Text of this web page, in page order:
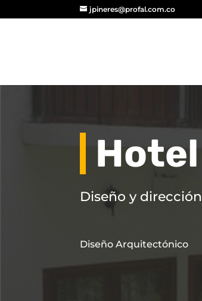
jpineres@profal.com.co
Diseño y
Diseño Arquitectónico